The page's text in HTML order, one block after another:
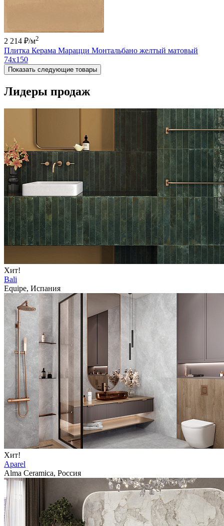
2 214 ₽/м2
Плитка Керама Марацци Монтальбано желтый матовый
74x150
Показать следующие товары
Лидеры продаж
Хит!
Bali
Equipe, Испания
Хит!
Aparel
Alma Ceramica, Россия